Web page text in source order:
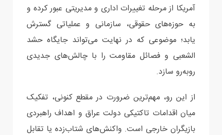
آمریکا از مرحله تغییرات اداری و مدیریتی عبور کرده و
به حوزه‌های حقوقی، سازمانی و عملیاتی گسترش
یابد؛ موضوعی که در نهایت می‌تواند جایگاه حشد
الشعبی و فصائل مقاومت را با چالش‌های جدیدی
روبه‌رو سازد.
از این رو، مهم‌ترین ضرورت در مقطع کنونی، تفکیک
میان اقدامات تاکتیکی دولت عراق و اهداف راهبردی
بازیگران خارجی است. واکنش‌های شتاب‌زده یا تقابل